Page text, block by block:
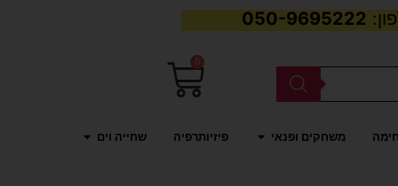
050-9695222
0
עגלת
משחקים ופנאי פתח משחקים ופנאי
פיזיותרפיה שחייה וים פתח שחייה וים